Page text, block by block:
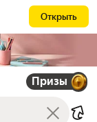
Открыть
Призы